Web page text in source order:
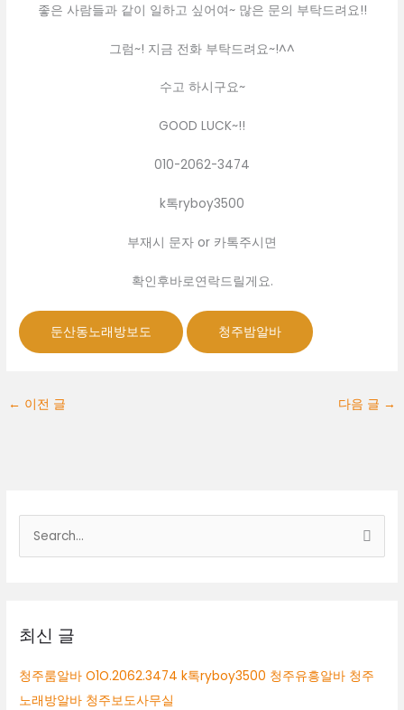
좋은 사람들과 같이 일하고 싶어여~ 많은 문의 부탁드려요!!
그럼~! 지금 전화 부탁드려요~!^^
수고 하시구요~
GOOD LUCK~!!
010-2062-3474
k톡ryboy3500
부재시 문자 or 카톡주시면
확인후바로연락드릴게요.
둔산동노래방보도 청주밤알바
← 이전 글 다음 글 →
최신 글
청주룸알바 O1O.2062.3474 k톡ryboy3500 청주유흥알바 청주
노래방알바 청주보도사무실